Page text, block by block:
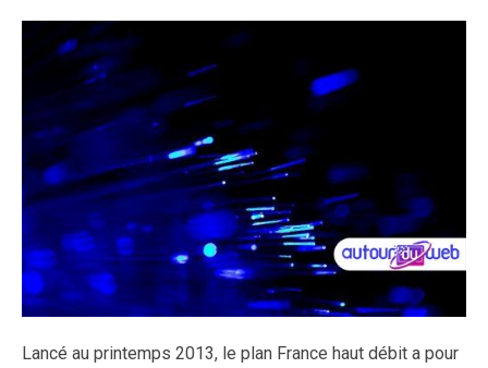
Lancé au printemps 2013, le plan France haut débit a pour